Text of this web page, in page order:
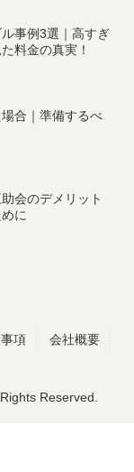
事例3選｜高すぎ
料金の真実！
合｜準備するべ
会のデメリット
に
項
会社概要
Reserved.